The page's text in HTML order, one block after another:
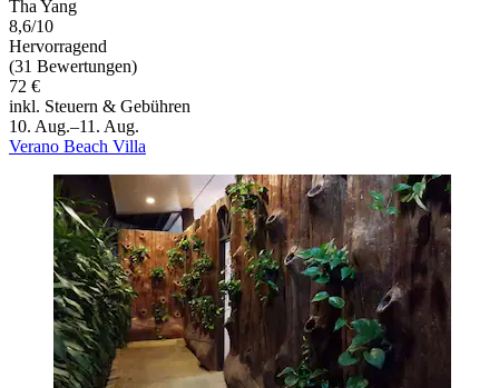
Tha Yang
8,6/10
Hervorragend
(31 Bewertungen)
72 €
inkl. Steuern & Gebühren
10. Aug.–11. Aug.
Verano Beach Villa